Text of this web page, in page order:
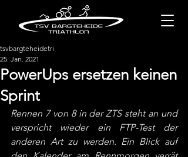
PowerUps ersetzen keinen
Sprint
tsvbargteheidetri
25. Jan. 2021
Rennen 7 von 8 in der ZTS steht an und
verspricht wieder ein FTP-Test der
anderen Art zu werden. Ein Blick auf